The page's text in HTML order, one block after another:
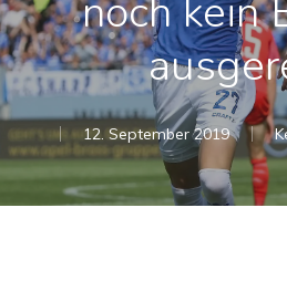
noch kein
12. September 2019